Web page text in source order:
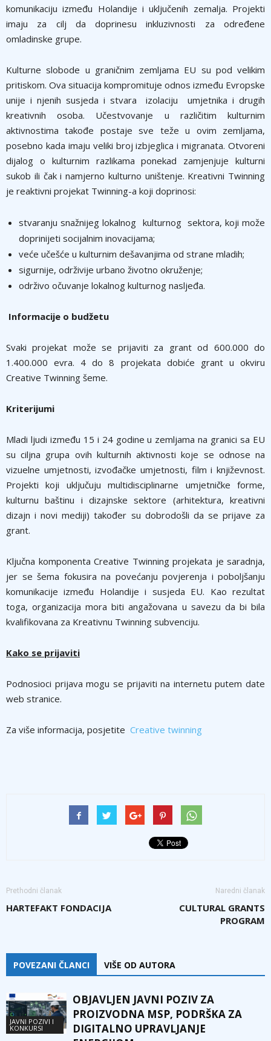
komunikaciju između Holandije i uključenih zemalja. Projekti
imaju za cilj da doprinesu inkluzivnosti za određene
omladinske grupe.
Kulturne slobode u graničnim zemljama EU su pod velikim
pritiskom. Ova situacija kompromituje odnos između Evropske
unije i njenih susjeda i stvara izolaciju umjetnika i drugih
kreativnih osoba. Učestvovanje u različitim kulturnim
aktivnostima takođe postaje sve teže u ovim zemljama,
posebno kada imaju veliki broj izbjeglica i migranata. Otvoreni
dijalog o kulturnim razlikama ponekad zamjenjuje kulturni
sukob ili čak i namjerno kulturno uništenje. Kreativni Twinning
je reaktivni projekat Twinning-a koji doprinosi:
stvaranju snažnijeg lokalnog kulturnog sektora, koji može
doprinijeti socijalnim inovacijama;
veće učešće u kulturnim dešavanjima od strane mladih;
sigurnije, održivije urbano životno okruženje;
održivo očuvanje lokalnog kulturnog nasljeđa.
Informacije o budžetu
Svaki projekat može se prijaviti za grant od 600.000 do
1.400.000 evra. 4 do 8 projekata dobiće grant u okviru
Creative Twinning šeme.
Kriterijumi
Mladi ljudi između 15 i 24 godine u zemljama na granici sa EU
su ciljna grupa ovih kulturnih aktivnosti koje se odnose na
vizuelne umjetnosti, izvođačke umjetnosti, film i književnost.
Projekti koji uključuju multidisciplinarne umjetničke forme,
kulturnu baštinu i dizajnske sektore (arhitektura, kreativni
dizajn i novi mediji) također su dobrodošli da se prijave za
grant.
Ključna komponenta Creative Twinning projekata je saradnja,
jer se šema fokusira na povećanju povjerenja i poboljšanju
komunikacije između Holandije i susjeda EU. Kao rezultat
toga, organizacija mora biti angažovana u savezu da bi bila
kvalifikovana za Kreativnu Twinning subvenciju.
Kako se prijaviti
Podnosioci prijava mogu se prijaviti na internetu putem date
web stranice.
Za više informacija, posjetite Creative twinning
Prethodni članak
HARTEFAKT FONDACIJA
Naredni članak
CULTURAL GRANTS
PROGRAM
POVEZANI ČLANCI VIŠE OD AUTORA
JAVNI POZIVI I
KONKURSI
OBJAVLJEN JAVNI POZIV ZA
PROIZVODNA MSP, PODRŠKA ZA
DIGITALNO UPRAVLJANJE